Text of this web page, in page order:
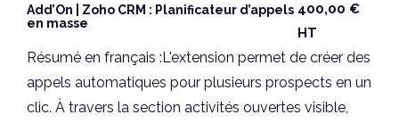
Add’On | Zoho CRM : Planificateur d’appels
en masse
400,00€
HT
Résumé en français :L'extension permet de créer des
appels automatiques pour plusieurs prospects en un
clic. À travers la section activités ouvertes visible,